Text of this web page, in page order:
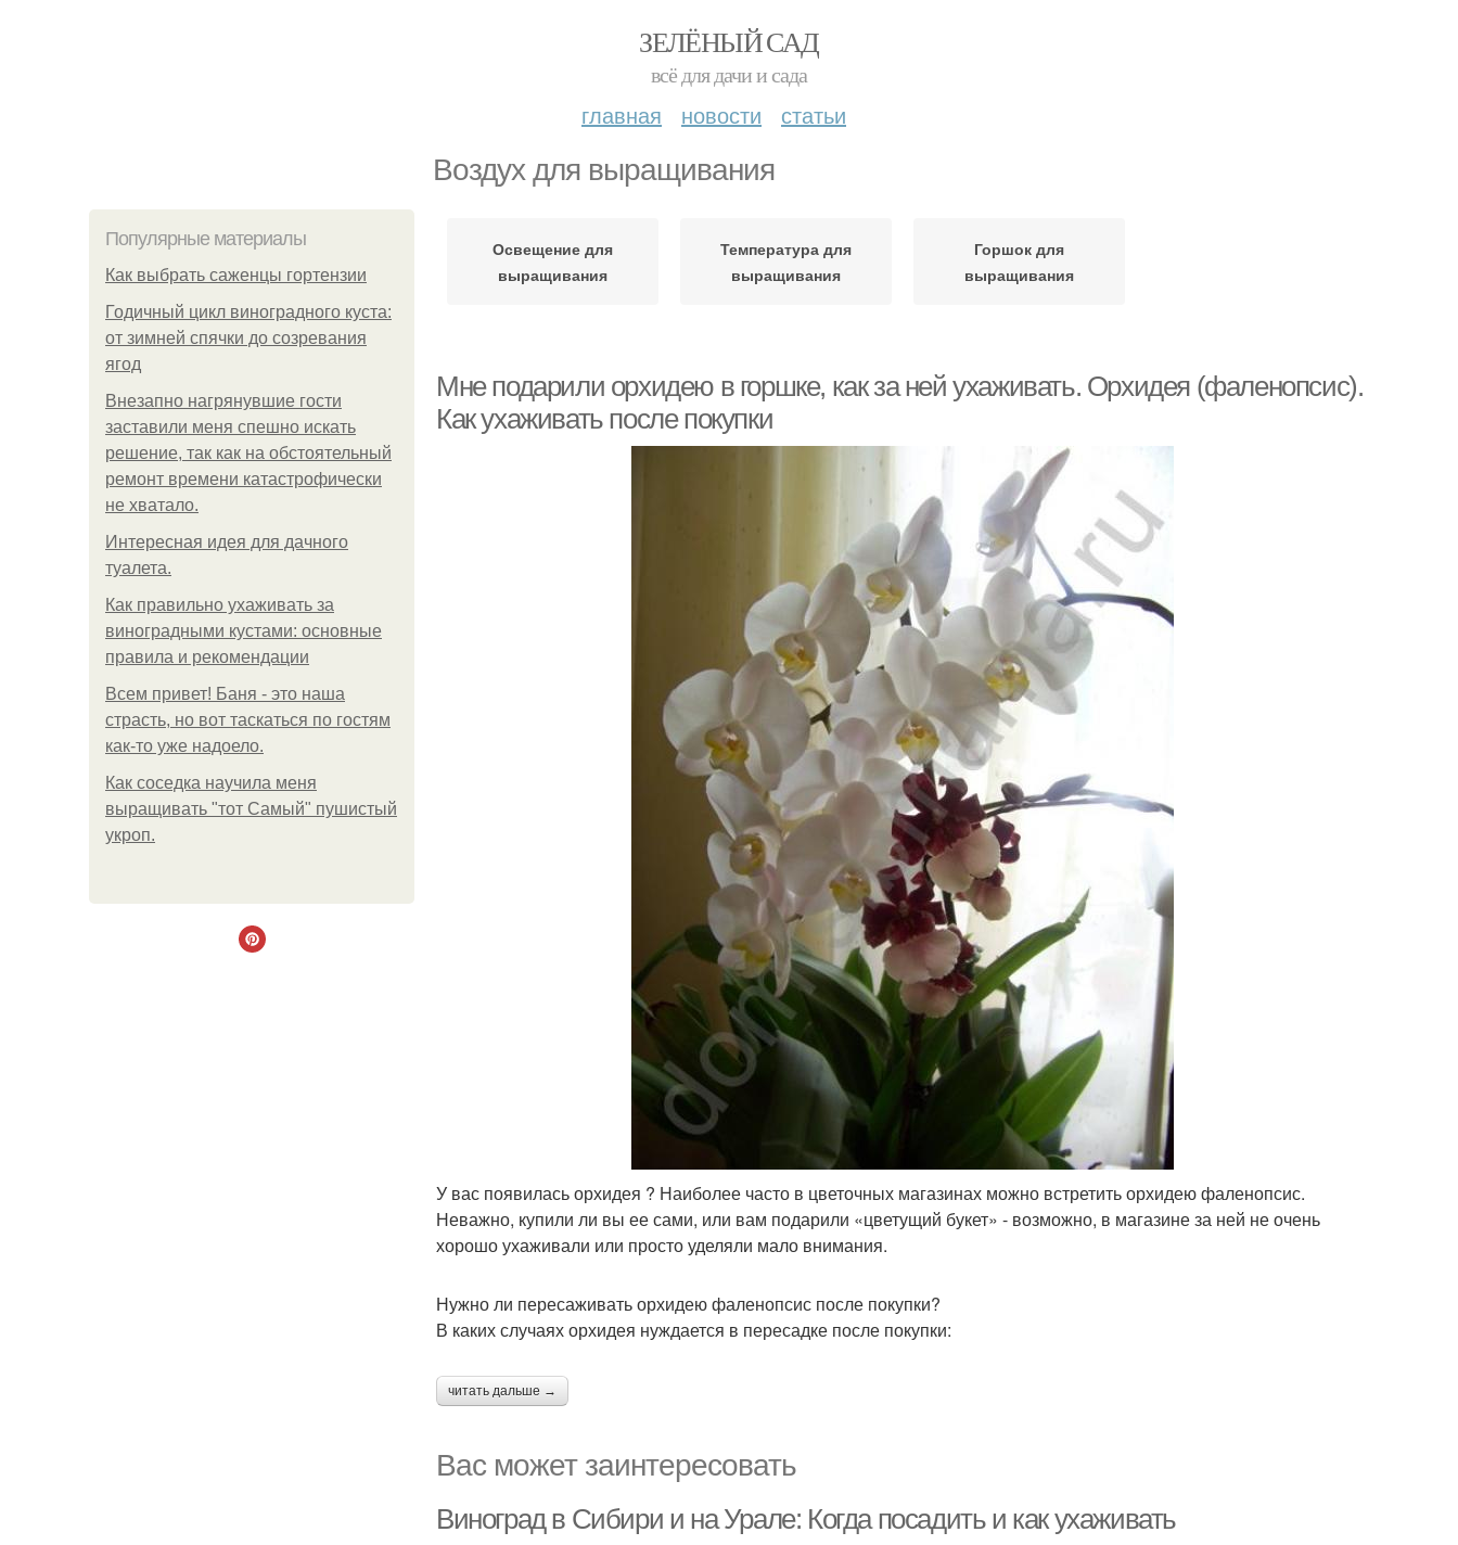
ЗЕЛЁНЫЙ САД
всё для дачи и сада
главная новости статьи
Воздух для выращивания
Популярные материалы
Как выбрать саженцы гортензии
Годичный цикл виноградного куста:
от зимней спячки до созревания
ягод
Внезапно нагрянувшие гости
заставили меня спешно искать
решение, так как на обстоятельный
ремонт времени катастрофически
не хватало.
Интересная идея для дачного
туалета.
Как правильно ухаживать за
виноградными кустами: основные
правила и рекомендации
Всем привет! Баня - это наша
страсть, но вот таскаться по гостям
как-то уже надоело.
Как соседка научила меня
выращивать "тот Самый" пушистый
укроп.
Освещение для
выращивания
Температура для
выращивания
Горшок для
выращивания
Мне подарили орхидею в горшке, как за ней ухаживать. Орхидея (фаленопсис).
Как ухаживать после покупки
У вас появилась орхидея ? Наиболее часто в цветочных магазинах можно встретить орхидею фаленопсис.
Неважно, купили ли вы ее сами, или вам подарили «цветущий букет» - возможно, в магазине за ней не очень
хорошо ухаживали или просто уделяли мало внимания.
Нужно ли пересаживать орхидею фаленопсис после покупки?
В каких случаях орхидея нуждается в пересадке после покупки:
читать дальше →
Вас может заинтересовать
Виноград в Сибири и на Урале: Когда посадить и как ухаживать